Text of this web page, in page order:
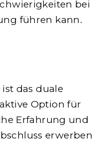
bei
führen kann.
das duale
Option für
Erfahrung und
erwerben